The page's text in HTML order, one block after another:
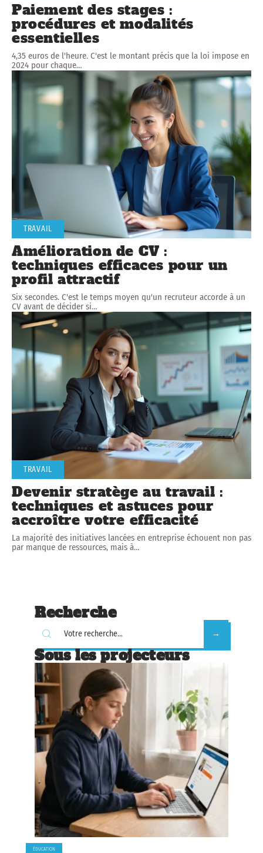
Paiement des stages :
procédures et modalités
essentielles
4,35 euros de l'heure. C'est le montant précis que la loi impose en
2024 pour chaque…
TRAVAIL
Amélioration de CV :
techniques efficaces pour un
profil attractif
Six secondes. C'est le temps moyen qu'un recruteur accorde à un
CV avant de décider si…
TRAVAIL
Devenir stratège au travail :
techniques et astuces pour
accroître votre efficacité
La majorité des initiatives lancées en entreprise échouent non pas
par manque de ressources, mais à…
Recherche
Sous les projecteurs
ÉDUCATION